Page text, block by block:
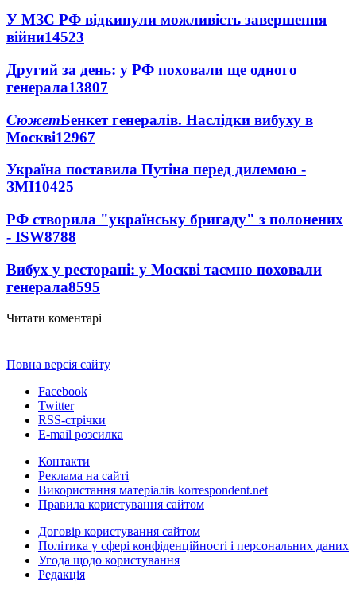
У МЗС РФ відкинули можливість завершення
війни14523
Другий за день: у РФ поховали ще одного
генерала13807
СюжетБенкет генералів. Наслідки вибуху в
Москві12967
Україна поставила Путіна перед дилемою -
ЗМІ10425
РФ створила "українську бригаду" з полонених
- ISW8788
Вибух у ресторані: у Москві таємно поховали
генерала8595
Читати коментарі
Повна версія сайту
Facebook
Twitter
RSS-стрічки
E-mail розсилка
Контакти
Реклама на сайті
Використання матеріалів korrespondent.net
Правила користування сайтом
Договір користування сайтом
Політика у сфері конфіденційності і персональних даних
Угода щодо користування
Редакція